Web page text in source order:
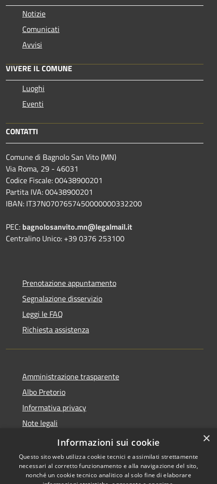
Notizie
Comunicati
Avvisi
VIVERE IL COMUNE
Luoghi
Eventi
CONTATTI
Comune di Bagnolo San Vito (MN)
Via Roma, 29 - 46031
Codice Fiscale: 00438900201
Partita IVA: 00438900201
IBAN: IT37N0707657450000000332200
PEC: bagnolosanvito.mn@legalmail.it
Centralino Unico: +39 0376 253100
Prenotazione appuntamento
Segnalazione disservizio
Leggi le FAQ
Richiesta assistenza
Amministrazione trasparente
Albo Pretorio
Informativa privacy
Note legali
Dichiarazione di accessibilità
×
Informazioni sui cookie
Questo sito web utilizza cookie tecnici e assimilati strettamente
necessari al corretto funzionamento e alla navigazione del sito,
nonché un cookie tecnico analitico al solo fine di elaborare